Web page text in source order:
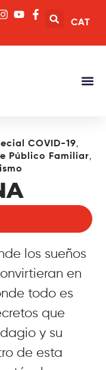
CAT
COVID-19,
Público Familiar,
los sueños
en
todo es
que
y su
de esta